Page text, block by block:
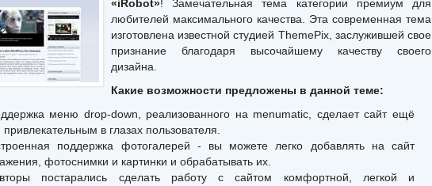
«iRobot»! Замечательная тема категории премиум для
любителей максимального качества. Эта современная тема
изготовлена известной студией ThemePix, заслужившей свое
признание благодаря высочайшему качеству своего
дизайна.
Какие возможности предложены в данной теме:
меню drop-down, реализованного на menumatic, сделает сайт ещё
в глазах пользователя.
поддержка фотогалерей - вы можете легко добавлять на сайт
фотоснимки и картинки и обрабатывать их.
постарались сделать работу с сайтом комфортной, легкой и